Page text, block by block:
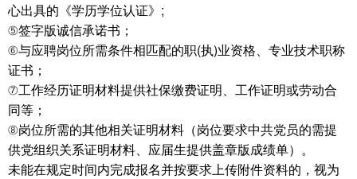
心出具的《学历学位认证》;
⑤签字版诚信承诺书；
⑥与应聘岗位所需条件相匹配的职(执)业资格、专业技术职称
证书；
⑦工作经历证明材料提供社保缴费证明、工作证明或劳动合
同等；
⑧岗位所需的其他相关证明材料（岗位要求中共党员的需提
供党组织关系证明材料、应届生提供盖章版成绩单）。
未能在规定时间内完成报名并按要求上传附件资料的，视为